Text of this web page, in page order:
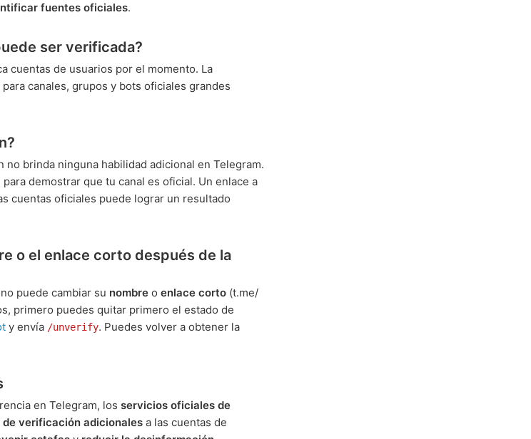
fuentes oficiales.
ser verificada?
cuentas de usuarios por el momento. La
canales, grupos y bots oficiales grandes
no brinda ninguna habilidad adicional en Telegram.
para demostrar que tu canal es oficial. Un enlace a
cuentas oficiales puede lograr un resultado
o el enlace corto después de la
puede cambiar su nombre o enlace corto (t.me/
primero puedes quitar primero el estado de
y envía /unverify. Puedes volver a obtener la
en Telegram, los servicios oficiales de
de verificación adicionales a las cuentas de